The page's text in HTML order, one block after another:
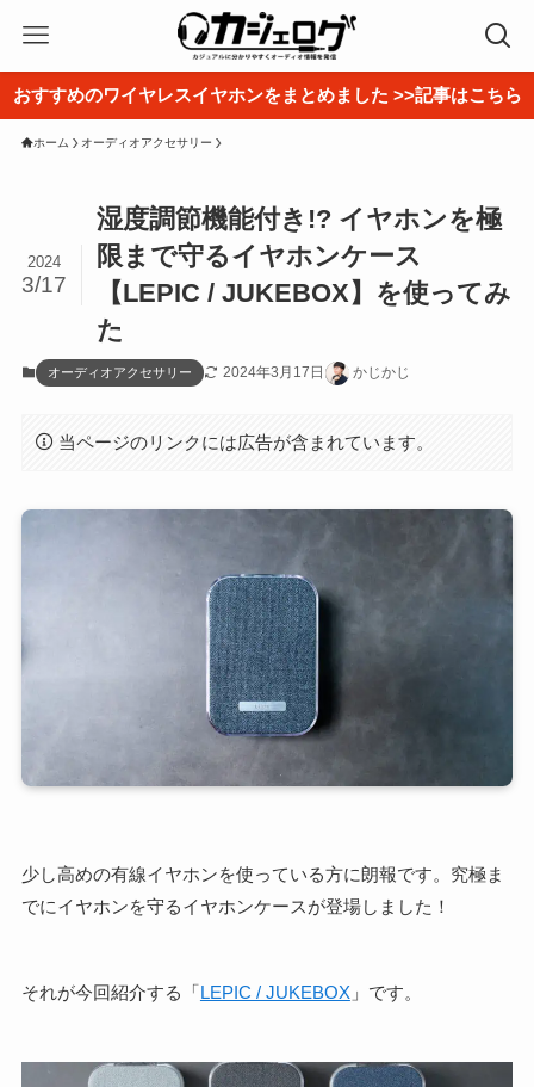
おすすめのワイヤレスイヤホンをまとめました >>記事はこちら
ホーム オーディオアクセサリー
湿度調節機能付き!? イヤホンを極
限まで守るイヤホンケース
【LEPIC / JUKEBOX】を使ってみ
た
2024
3/17
オーディオアクセサリー 2024年3月17日 かじかじ
当ページのリンクには広告が含まれています。
少し高めの有線イヤホンを使っている方に朗報です。究極ま
でにイヤホンを守るイヤホンケースが登場しました！
それが今回紹介する「LEPIC / JUKEBOX」です。